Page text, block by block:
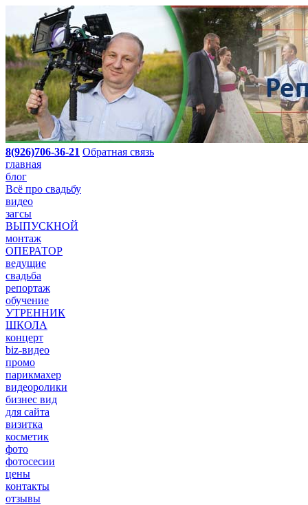
8(926)706-36-21 Обратная связь
главная
блог
Всё про свадьбу
видео
загсы
ВЫПУСКНОЙ
монтаж
ОПЕРАТОР
ведущие
свадьба
репортаж
обучение
УТРЕННИК
ШКОЛА
концерт
biz-видео
промо
парикмахер
видеоролики
бизнес вид
для сайта
визитка
косметик
фото
фотосесии
цены
контакты
отзывы